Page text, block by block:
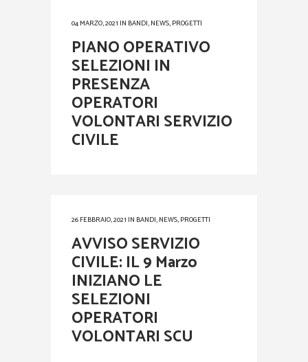
04 MARZO, 2021 IN BANDI,NEWS,PROGETTI
PIANO OPERATIVO
SELEZIONI IN
PRESENZA
OPERATORI
VOLONTARI SERVIZIO
CIVILE
26 FEBBRAIO, 2021 IN BANDI,NEWS,PROGETTI
AVVISO SERVIZIO
CIVILE: IL 9 Marzo
INIZIANO LE
SELEZIONI
OPERATORI
VOLONTARI SCU